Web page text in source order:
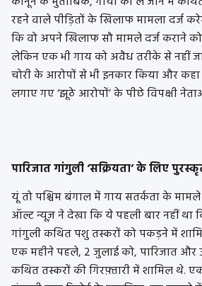
रहने वाले पीड़ितों के खिलाफ मामला दर्ज
कि वो अपने खिलाफ सौ मामले दर्ज कराने
लेकिन एक भी गाय को अवैध तरीके से नहीं
चोरी के आरोपों से भी इनकार किया और
लगाए गए ‘झूठे आरोपों’ के पीछे विपक्षी
पारिजात गांगुली ‘सक्रियता’ के लिए
यूं तो पश्चिम बंगाल में गाय सतर्कता के
ऑल्ट न्यूज़ ने देखा कि ये पहली बार नहीं था
गांगुली कथित पशु तस्करों को पकड़ने में
एक महीने पहले, 2 जुलाई को, पारिजात और
कथित तस्करों की गिरफ़्तारी में शामिल थे.